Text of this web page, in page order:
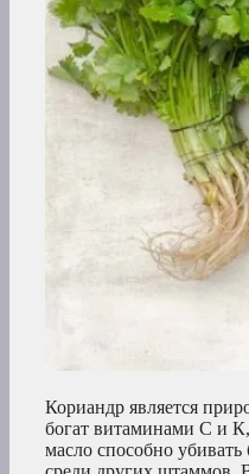
Кориандр является
богат витаминами С и
масло способно